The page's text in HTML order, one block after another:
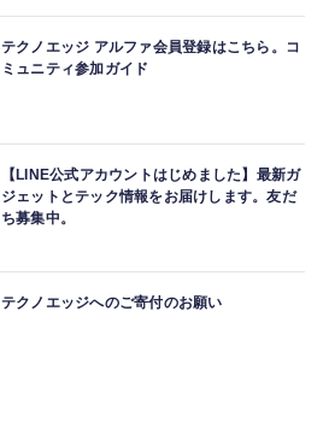
テクノエッジ アルファ会員登録はこちら。コ
ミュニティ参加ガイド
【LINE公式アカウントはじめました】最新ガ
ジェットとテック情報をお届けします。友だ
ち募集中。
テクノエッジへのご寄付のお願い